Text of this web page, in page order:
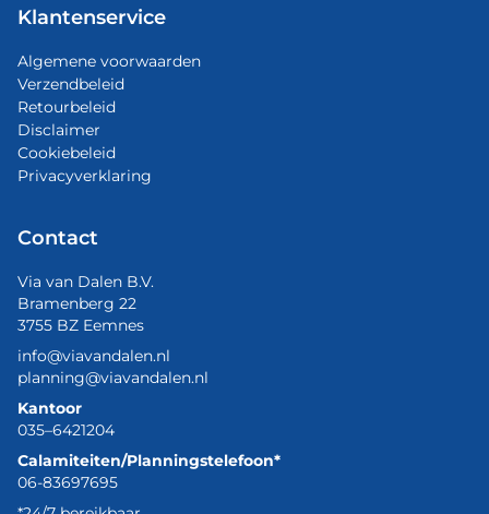
Klantenservice
Algemene voorwaarden
Verzendbeleid
Retourbeleid
Disclaimer
Cookiebeleid
Privacyverklaring
Contact
Via van Dalen B.V.
Bramenberg 22
3755 BZ Eemnes
info@viavandalen.nl
planning@viavandalen.nl
Kantoor
035–6421204
Calamiteiten/Planningstelefoon*
06-83697695